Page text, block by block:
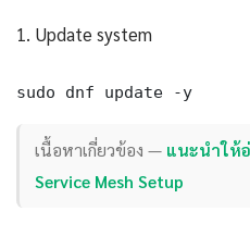
1. Update system
sudo dnf update -y
เนื้อหาเกี่ยวข้อง — แนะนำให้
Service Mesh Setup